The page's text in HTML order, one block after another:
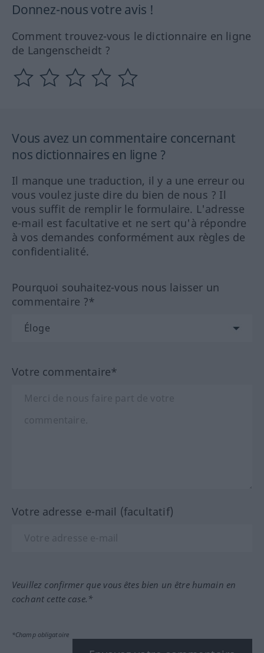
Donnez-nous votre avis !
Comment trouvez-vous le dictionnaire en ligne
de Langenscheidt ?
Vous avez un commentaire concernant
nos dictionnaires en ligne ?
Il manque une traduction, il y a une erreur ou
vous voulez juste dire du bien de nous ? Il
vous suffit de remplir le formulaire. L'adresse
e-mail est facultative et ne sert qu'à répondre
à vos demandes conformément aux règles de
confidentialité.
Pourquoi souhaitez-vous nous laisser un
commentaire ?*
Votre commentaire*
Votre adresse e-mail (facultatif)
Veuillez confirmer que vous êtes bien un être humain en
cochant cette case.*
*Champ obligatoire